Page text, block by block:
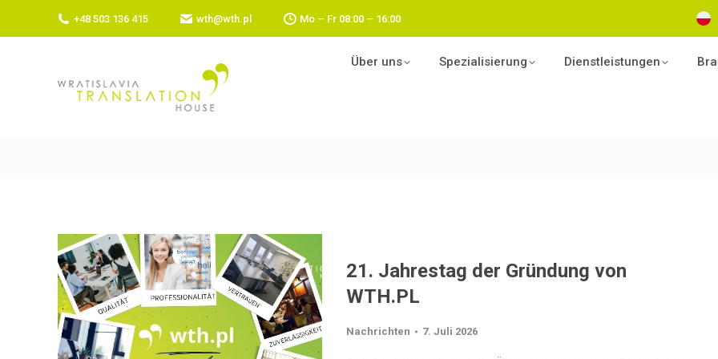
+48 503 136 415 wth@wth.pl Mo – Fr 08:00 – 16:00
Über uns Spezialisierung Dienstleistungen
21. Jahrestag der Gründung von
WTH.PL
Nachrichten 7. Juli 2026